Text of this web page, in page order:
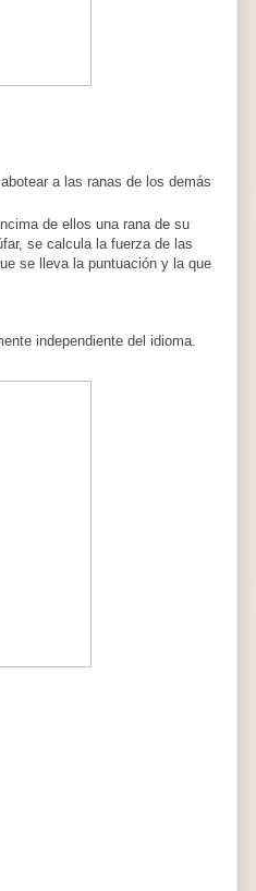
a las ranas de los demás
de ellos una rana de su
se calcula la fuerza de las
se lleva la puntuación y la que
independiente del idioma.